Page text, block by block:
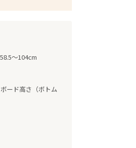
～104cm
ード高さ（ボトム